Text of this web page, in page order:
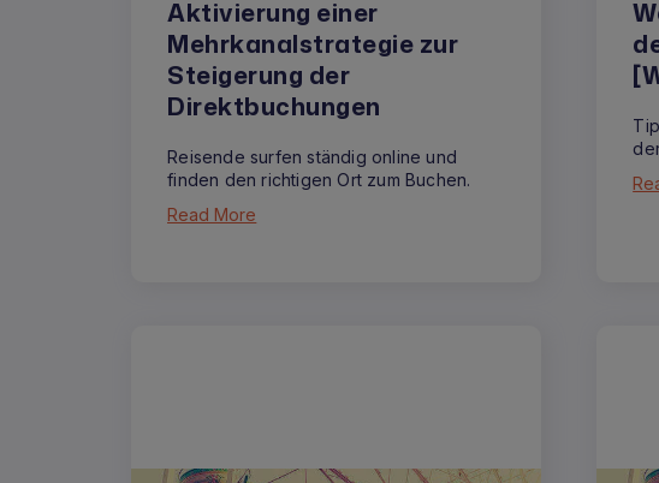
Aktivierung einer
Mehrkanalstrategie zur
Steigerung der
Direktbuchungen
Reisende surfen ständig online und
finden den richtigen Ort zum Buchen.
Read More